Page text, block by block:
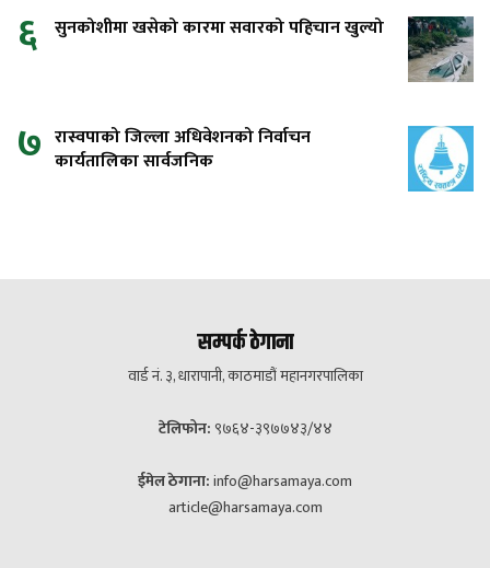
६ सुनकोशीमा खसेको कारमा सवारको पहिचान खुल्यो
७ रास्वपाको जिल्ला अधिवेशनको निर्वाचन
कार्यतालिका सार्वजनिक
सम्पर्क ठेगाना
वार्ड नं. ३, धारापानी, काठमाडौं महानगरपालिका
टेलिफोन: ९७६४-३९७७४३/४४
ईमेल ठेगाना:info@harsamaya.com
article@harsamaya.com